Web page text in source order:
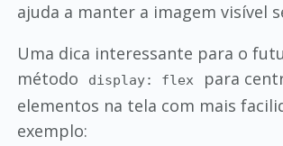
ajuda a manter a imagem visível
Uma dica interessante para o
método
display: flex
para
elementos na tela com mais
exemplo: